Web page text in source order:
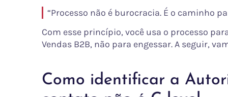
“Processo não é burocracia. É o caminho
Com esse princípio, você usa o processo
Vendas B2B, não para engessar. A seguir,
Como identificar a